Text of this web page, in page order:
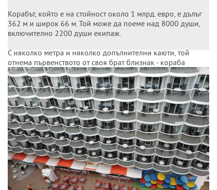
Корабът, който е на стойност около 1 млрд. евро, е дълъг
362 м и широк 66 м. Той може да поеме над 8000 души,
включително 2200 души екипаж.
С няколко метра и няколко допълнителни каюти, той
отнема първенството от своя брат близнак - кораба
"Хармония на моретата" - който френският
корабостроител предаде през май 2016 г. на същия
корабособственик Роял карибиън крузис.